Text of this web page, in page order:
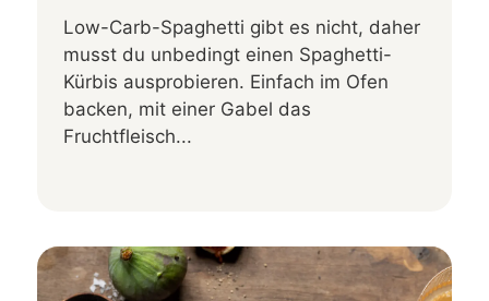
Low-Carb-Spaghetti gibt es nicht, daher
musst du unbedingt einen Spaghetti-
Kürbis ausprobieren. Einfach im Ofen
backen, mit einer Gabel das
Fruchtfleisch...